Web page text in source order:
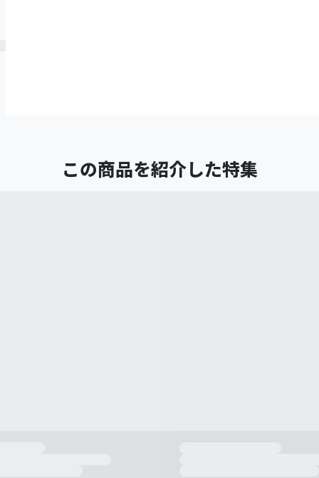
この商品を紹介した特集